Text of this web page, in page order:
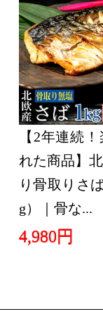
【2年連続
れた商品】
り骨取りさ
g）｜骨な...
4,980円